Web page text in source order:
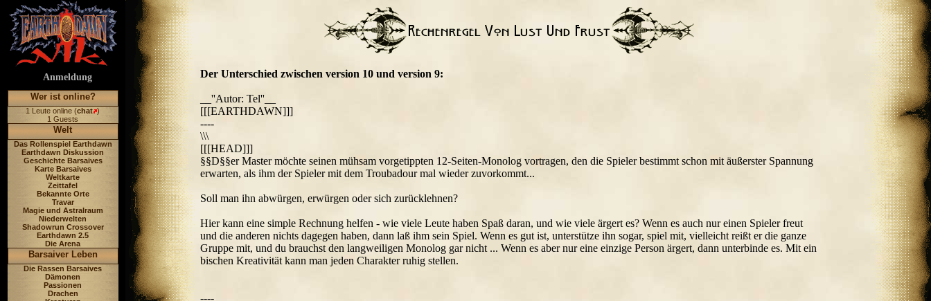
Anmeldung
Wer ist online?
1 Leute online (chat )
1 Guests
Welt
Das Rollenspiel Earthdawn
Earthdawn Diskussion
Geschichte Barsaives
Karte Barsaives
Weltkarte
Zeittafel
Bekannte Orte
Travar
Magie und Astralraum
Niederwelten
Shadowrun Crossover
Earthdawn 2.5
Die Arena
Barsaiver Leben
Die Rassen Barsaives
Dämonen
Passionen
Drachen
Der Unterschied zwischen version 10 und version 9:
__''Autor: Tel''__
[[[EARTHDAWN]]]
----
\\\
[[[HEAD]]]
§§D§§er Master möchte seinen mühsam vorgetippten 12-Seiten-Monolog vortragen, den die Spieler bestimmt schon mit äußerster Spannung
erwarten, als ihm der Spieler mit dem Troubadour mal wieder zuvorkommt...
Soll man ihn abwürgen, erwürgen oder sich zurücklehnen?
Hier kann eine simple Rechnung helfen - wie viele Leute haben Spaß daran, und wie viele ärgert es? Wenn es auch nur einen Spieler freut
und die anderen nichts dagegen haben, dann laß ihm sein Spiel. Wenn es gut ist, unterstütze ihn sogar, spiel mit, vielleicht reißt er die ganze
Gruppe mit, und du brauchst den langweiligen Monolog gar nicht ... Wenn es aber nur eine einzige Person ärgert, dann unterbinde es. Mit ein
bischen Kreativität kann man jeden Charakter ruhig stellen.
----